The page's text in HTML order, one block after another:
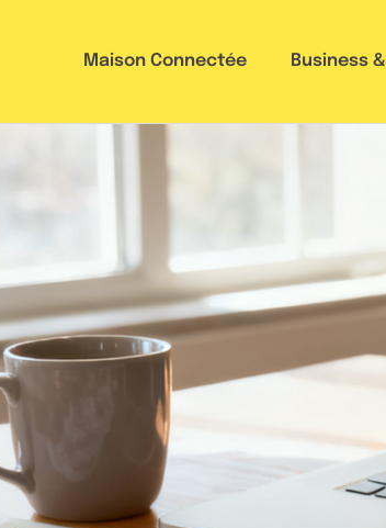
Maison Connectée Business